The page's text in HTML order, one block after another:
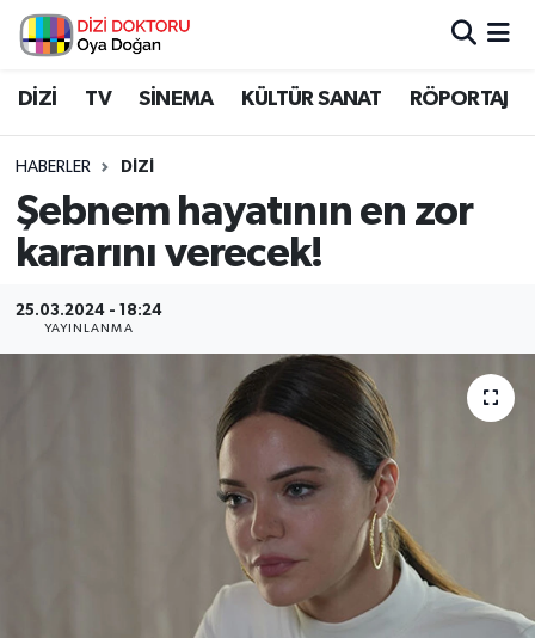
DİZİ TV SİNEMA KÜLTÜR SANAT RÖPORTAJ
HABERLER DİZİ
Şebnem hayatının en zor
kararını verecek!
25.03.2024 - 18:24
YAYINLANMA
İstanbul Nöbetçi Eczaneler
İstanbul Namaz Vakitleri
İstanbul Trafik Yoğunluk Haritası
Süper Lig Puan Durumu ve Fikstür
Son Dakika Haberleri